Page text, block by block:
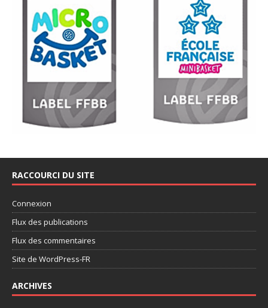
RACCOURCI DU SITE
Connexion
Flux des publications
Flux des commentaires
Site de WordPress-FR
ARCHIVES